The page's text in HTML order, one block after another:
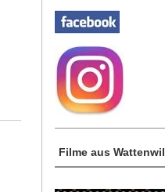
Filme aus Wattenwil